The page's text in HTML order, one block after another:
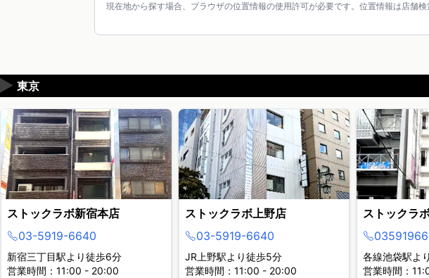
現在地から探す場合、ブラウザの位置情報の使用許可が必要です。位置情報は店舗検
東京
▶
ストックラボ新宿本店
03-5919-6640
新宿三丁目駅より徒歩6分
営業時間：11:00 - 20:00
ストックラボ上野店
03-5919-6640
JR上野駅より徒歩5分
営業時間：11:00 - 20:00
ストックラ
各線池袋駅よ
営業時間：